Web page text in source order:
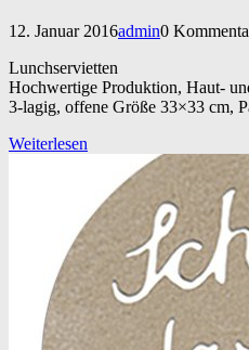
12. Januar 2016admin0
Lunchservietten
Hochwertige Produktion, Haut-
3-lagig, offene Größe 33×33 cm,
Weiterlesen